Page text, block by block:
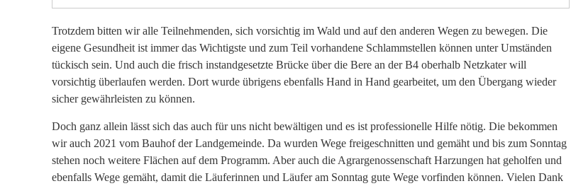
Trotzdem bitten wir alle Teilnehmenden, sich vorsichtig im Wald und auf den anderen Wegen zu bewegen. Die
eigene Gesundheit ist immer das Wichtigste und zum Teil vorhandene Schlammstellen können unter Umständen
tückisch sein. Und auch die frisch instandgesetzte Brücke über die Bere an der B4 oberhalb Netzkater will
vorsichtig überlaufen werden. Dort wurde übrigens ebenfalls Hand in Hand gearbeitet, um den Übergang wieder
sicher gewährleisten zu können.
Doch ganz allein lässt sich das auch für uns nicht bewältigen und es ist professionelle Hilfe nötig. Die bekommen
wir auch 2021 vom Bauhof der Landgemeinde. Da wurden Wege freigeschnitten und gemäht und bis zum Sonntag
stehen noch weitere Flächen auf dem Programm. Aber auch die Agrargenossenschaft Harzungen hat geholfen und
ebenfalls Wege gemäht, damit die Läuferinnen und Läufer am Sonntag gute Wege vorfinden können. Vielen Dank